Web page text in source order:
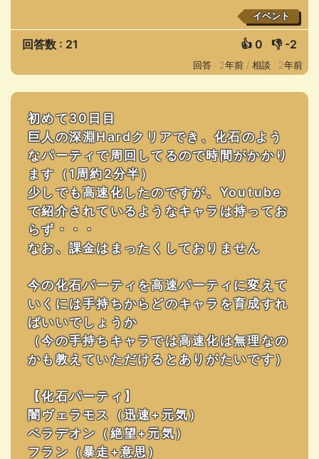
イベント
回答数 : 21 👍 0 👎 -2
回答 : 2年前 / 相談 : 2年前
初めて30日目
巨人の深淵Hardクリアでき、化石のよう
なパーティで周回してるので時間がかかり
ます（1周約2分半）
少しでも高速化したのですが、Youtube
で紹介されているようなキャラは持ってお
らず・・・
なお、課金はまったくしておりません
今の化石パーティを高速パーティに変えて
いくには手持ちからどのキャラを育成すれ
ばいいでしょうか
（今の手持ちキャラでは高速化は無理なの
かも教えていただけるとありがたいです）
【化石パーティ】
闇ヴェラモス（迅速+元気）
ベラデオン（絶望+元気）
フラン（暴走+意思）